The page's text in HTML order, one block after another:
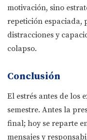
motivación, sino
repetición espaciada,
distracciones y
colapso.
Conclusión
El estrés antes de los
semestre. Antes la
final; hoy se reparte
mensajes y